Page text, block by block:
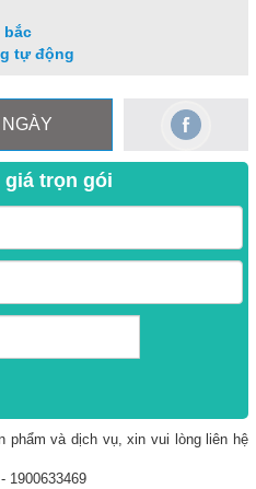
bắc
tự động
giá trọn gói
và dịch vụ, xin vui lòng liên hệ
1900633469